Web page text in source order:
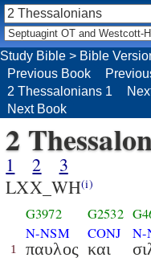
Study Bible > Bible
Previous Book
2 Thessalonians 1
Next Book
2
1 2
3
LXX_WH(i)
1
G3972
N-NSM
παυλος
G2532
CONJ
και
N-